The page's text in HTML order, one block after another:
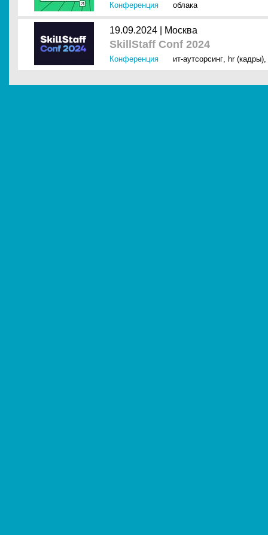
Конференция облака
19.09.2024 | Москва
SkillStaff Conf 2024
Конференция ит-аутсорсинг, hr (кадры),